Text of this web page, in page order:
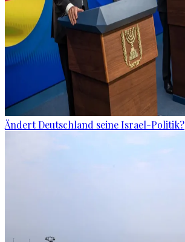
Ändert Deutschland seine Israel-Politik?